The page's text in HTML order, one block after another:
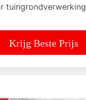
tuingrondverwerking
Krijg Beste Prijs